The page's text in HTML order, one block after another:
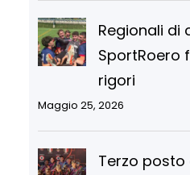
Regionali di
SportRoero
rigori
Maggio 25, 2026
Terzo